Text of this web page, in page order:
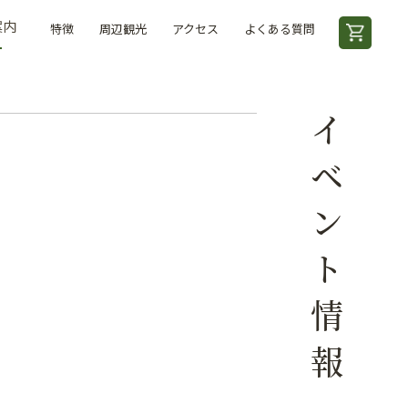
特徴 周辺観光 アクセス よくある質問
イベント情報